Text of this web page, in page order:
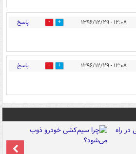
۱۲:۰۸ - ۱۳۹۶/۱۲/۲۹ 5 پاسخ
۱۲:۰۸ - ۱۳۹۶/۱۲/۲۹ 3 پاسخ